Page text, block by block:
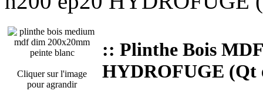
Cliquer sur l'image
pour agrandir
:: Plinthe Bois
HYDROFUGE (Qt